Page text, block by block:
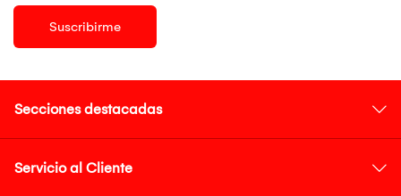
Suscribirme
Secciones destacadas
Servicio al Cliente